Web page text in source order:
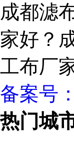
成都滤
家好？
工布厂
备案号：
热门城